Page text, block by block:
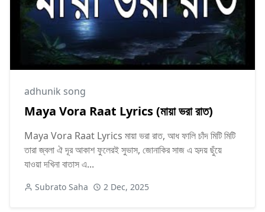
adhunik ‍song
Maya Vora Raat Lyrics (মায়া ভরা রাত)
Maya Vora Raat Lyrics মায়া ভরা রাত, আধ ফালি চাঁদ মিটি মিটি
তারা জ্বলা ঐ দূর আকাশ ফুলেরই সুভাস, জোনাকির সাজ এ হৃদয় ছুঁয়ে
যাওয়া দখিনা বাতাস এ...
Subrato Saha 2 Dec, 2025